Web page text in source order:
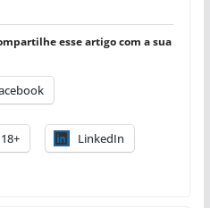
esse artigo com a sua
18+ LinkedIn